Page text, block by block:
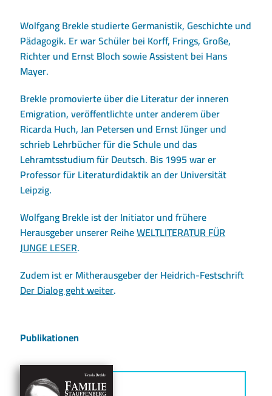
Wolfgang Brekle studierte Germanistik, Geschichte und
Pädagogik. Er war Schüler bei Korff, Frings, Große,
Richter und Ernst Bloch sowie Assistent bei Hans
Mayer.
Brekle promovierte über die Literatur der inneren
Emigration, veröffentlichte unter anderem über
Ricarda Huch, Jan Petersen und Ernst Jünger und
schrieb Lehrbücher für die Schule und das
Lehramtsstudium für Deutsch. Bis 1995 war er
Professor für Literaturdidaktik an der Universität
Leipzig.
Wolfgang Brekle ist der Initiator und frühere
Herausgeber unserer ReiheWELTLITERATUR FÜR
JUNGE LESER.
Zudem ist er Mitherausgeber der Heidrich-Festschrift
Der Dialog geht weiter.
Publikationen